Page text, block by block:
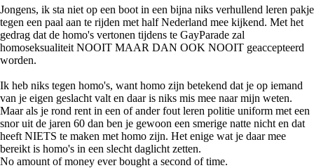
Jongens, ik sta niet op een boot in een bijna niks verhullend leren pakje
tegen een paal aan te rijden met half Nederland mee kijkend. Met het
gedrag dat de homo's vertonen tijdens te GayParade zal
homoseksualiteit NOOIT MAAR DAN OOK NOOIT geaccepteerd
worden.
Ik heb niks tegen homo's, want homo zijn betekend dat je op iemand
van je eigen geslacht valt en daar is niks mis mee naar mijn weten.
Maar als je rond rent in een of ander fout leren politie uniform met een
snor uit de jaren 60 dan ben je gewoon een smerige natte nicht en dat
heeft NIETS te maken met homo zijn. Het enige wat je daar mee
bereikt is homo's in een slecht daglicht zetten.
No amount of money ever bought a second of time.